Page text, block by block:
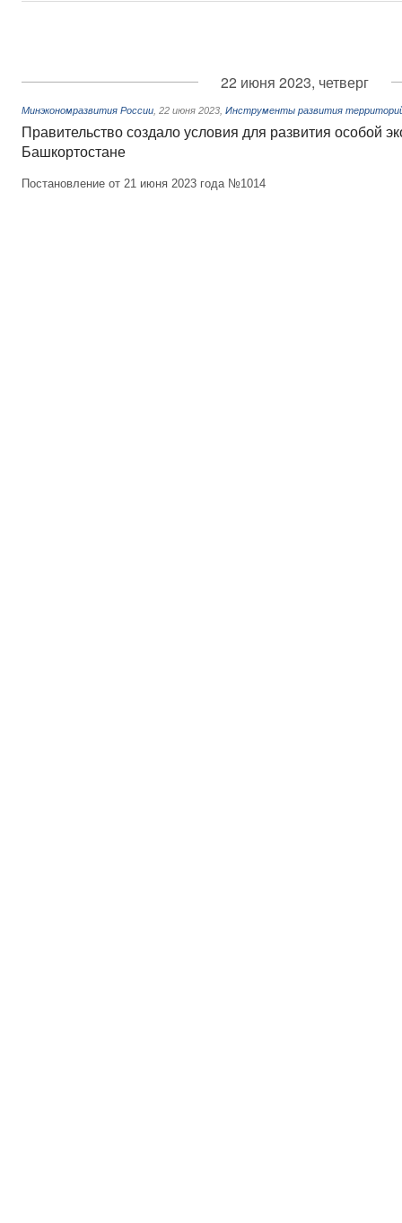
22 июня 2023, четверг
Минэкономразвития России 22 июня 2023 Инструменты развития
Правительство создало условия для развития особой
Башкортостане
Постановление от 21 июня 2023 года №1014